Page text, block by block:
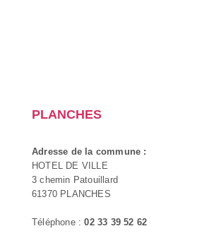
PLANCHES
Adresse de la commune :
HOTEL DE VILLE
3 chemin Patouillard
61370 PLANCHES
Téléphone :02 33 39 52 62